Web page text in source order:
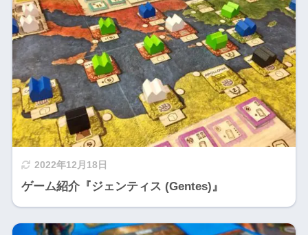
2022年12月18日
ゲーム紹介『ジェンティス (Gentes)』